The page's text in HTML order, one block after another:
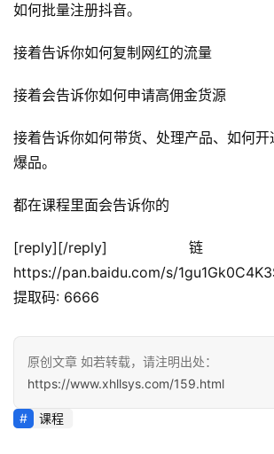
首
行
快
讯
开
案
例
坑
指
南
运
如何批量注册抖音。
接着告诉你如何复制网红的流量
接着会告诉你如何申请高佣金货源
接着告诉你如何带货、处理产品、如何
爆品。
都在课程里面会告诉你的
[reply][/
https://pan.baidu.com/s/
提取码: 6666
原创文章 如若转载，请注明出处：
https://www.xhllsys.com/159.html
课程